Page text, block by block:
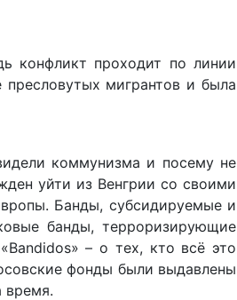
конфликт проходит по линии
мигрантов и была
коммунизма и посему не
уйти из Венгрии со своими
Банды, субсидируемые и
банды, терроризирующие
– о тех, кто всё это
фонды были выдавлены
время.